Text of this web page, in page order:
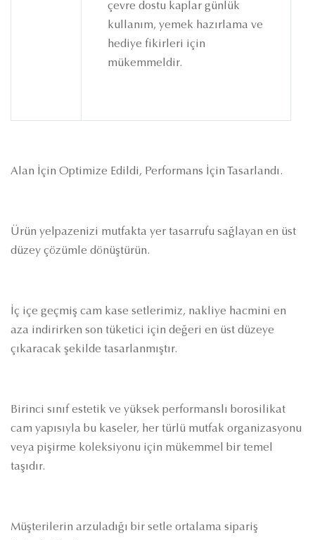
çevre dostu kaplar günlük
kullanım, yemek hazırlama ve
hediye fikirleri için
mükemmeldir.
Alan İçin Optimize Edildi, Performans İçin Tasarlandı.
Ürün yelpazenizi mutfakta yer tasarrufu sağlayan en üst
düzey çözümle dönüştürün.
İç içe geçmiş cam kase setlerimiz, nakliye hacmini en
aza indirirken son tüketici için değeri en üst düzeye
çıkaracak şekilde tasarlanmıştır.
Birinci sınıf estetik ve yüksek performanslı borosilikat
cam yapısıyla bu kaseler, her türlü mutfak organizasyonu
veya pişirme koleksiyonu için mükemmel bir temel
taşıdır.
Müşterilerin arzuladığı bir setle ortalama sipariş